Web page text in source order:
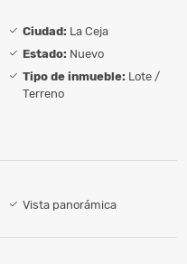
Ciudad: La Ceja
Estado: Nuevo
Tipo de inmueble: Lote /
Terreno
Vista panorámica